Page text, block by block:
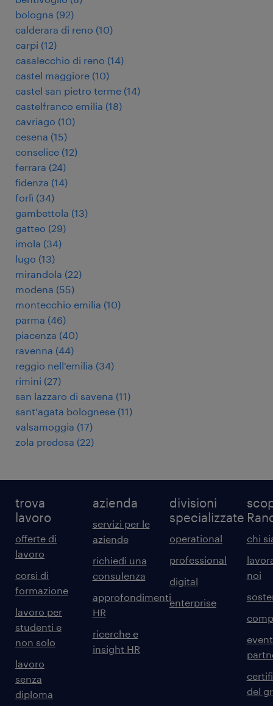
bologna (92)
calderara di reno (10)
carpi (12)
casalecchio di reno (14)
castel maggiore (10)
castel san pietro terme (14)
castelfranco emilia (18)
cavriago (10)
cesena (15)
conselice (12)
ferrara (24)
fidenza (14)
forlì (34)
gambettola (13)
gatteo (29)
imola (34)
lugo (13)
mirandola (22)
modena (55)
montecchio emilia (10)
parma (46)
piacenza (40)
ravenna (44)
reggio nell'emilia (34)
rimini (27)
san lazzaro di savena (11)
sant'agata bolognese (11)
valsamoggia (17)
zola predosa (22)
trova
lavoro
offerte di
lavoro
corsi di
formazione
lavoro per
studenti e
non solo
lavoro
senza
diploma
azienda
servizi per le
aziende
richiedi una
consulenza
approfondimenti
HR
ricerche e
insight HR
divisioni
specializzate
operational
professional
digital
enterprise
chi
noi
del